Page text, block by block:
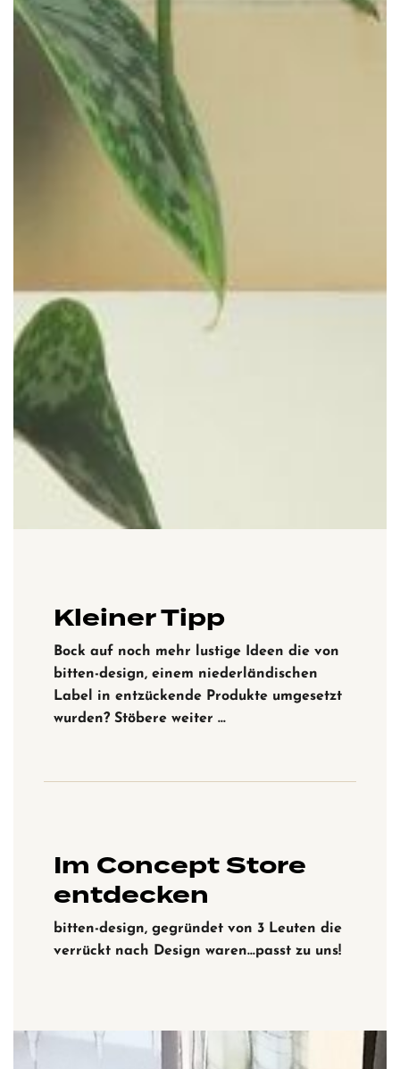
Kleiner Tipp
Bock auf noch mehr lustige Ideen die von
bitten-design, einem niederländischen
Label in entzückende Produkte umgesetzt
wurden? Stöbere weiter …
Im Concept Store
entdecken
bitten-design, gegründet von 3 Leuten die
verrückt nach Design waren…passt zu uns!